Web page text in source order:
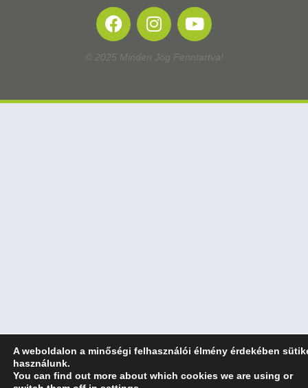
© 2025 Minden Jog Fenntartva!
A weboldalon a minőségi felhasználói élmény érdekében
használunk.
You can find out more about which cookies we are using or